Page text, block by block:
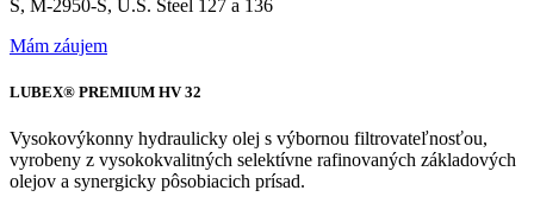
S, M-2950-S, U.S. Steel 127 a 136
Mám záujem
LUBEX® PREMIUM HV 32
Vysokovýkonny hydraulicky olej s výbornou filtrovateľnosťou,
vyrobeny z vysokokvalitných selektívne rafinovaných základových
olejov a synergicky pôsobiacich prísad.